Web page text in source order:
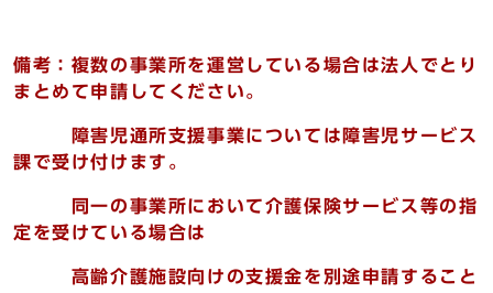
備考：複数の事業所を運営している場合は法人でとり
まとめて申請してください。
障害児通所支援事業については障害児サービス
課で受け付けます。
同一の事業所において介護保険サービス等の指
定を受けている場合は
高齢介護施設向けの支援金を別途申請すること